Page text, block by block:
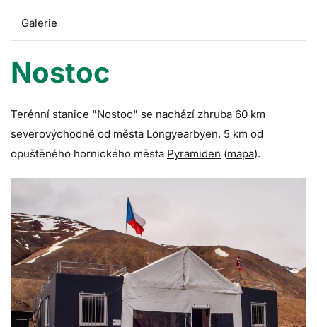
Galerie
Nostoc
Terénní stanice "Nostoc" se nachází zhruba 60 km
severovýchodně od města Longyearbyen, 5 km od
opuštěného hornického města Pyramiden (mapa).